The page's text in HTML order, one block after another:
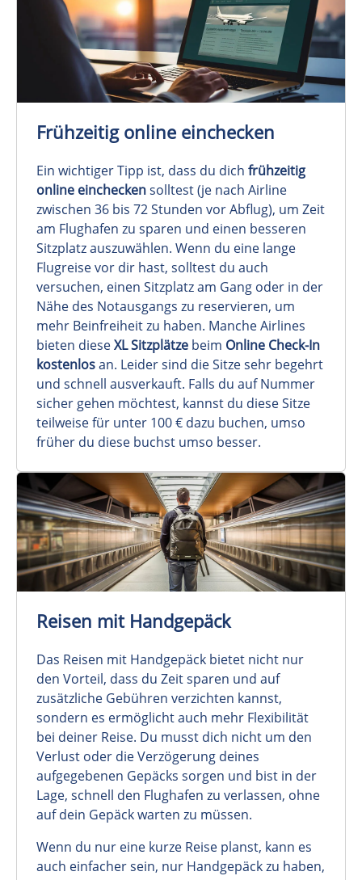
Frühzeitig online einchecken
Ein wichtiger Tipp ist, dass du dich frühzeitig
online eincheckensolltest (je nach Airline
zwischen 36 bis 72 Stunden vor Abflug), um Zeit
am Flughafen zu sparen und einen besseren
Sitzplatz auszuwählen. Wenn du eine lange
Flugreise vor dir hast, solltest du auch
versuchen, einen Sitzplatz am Gang oder in der
Nähe des Notausgangs zu reservieren, um
mehr Beinfreiheit zu haben. Manche Airlines
bieten dieseXL Sitzplätze beim Online Check-In
kostenlosan. Leider sind die Sitze sehr begehrt
und schnell ausverkauft. Falls du auf Nummer
sicher gehen möchtest, kannst du diese Sitze
teilweise für unter 100 € dazu buchen, umso
früher du diese buchst umso besser.
Reisen mit Handgepäck
Das Reisen mit Handgepäck bietet nicht nur
den Vorteil, dass du Zeit sparen und auf
zusätzliche Gebühren verzichten kannst,
sondern es ermöglicht auch mehr Flexibilität
bei deiner Reise. Du musst dich nicht um den
Verlust oder die Verzögerung deines
aufgegebenen Gepäcks sorgen und bist in der
Lage, schnell den Flughafen zu verlassen, ohne
auf dein Gepäck warten zu müssen.
Wenn du nur eine kurze Reise planst, kann es
auch einfacher sein, nur Handgepäck zu haben,